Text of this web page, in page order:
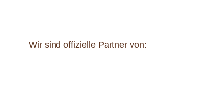
Wir sind offizielle Partner von: